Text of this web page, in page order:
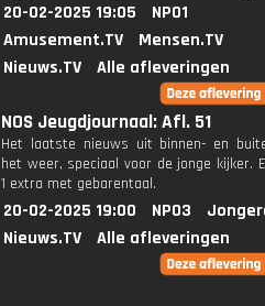
20-02-2025 19:05
NPO1
Amusement.TV
Mensen.TV
Nieuws.TV
Alle afleveringen
NOS Jeugdjournaal: Afl. 51
Het laatste nieuws uit binnen- en
het weer, speciaal voor de jonge kijker.
1 extra met gebarentaal.
20-02-2025 19:00 NPO3
Nieuws.TV
Alle afleveringen